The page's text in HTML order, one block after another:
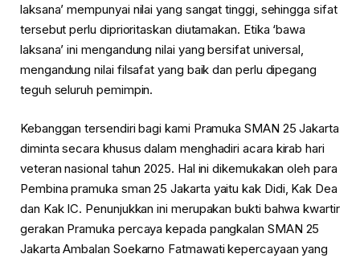
laksana’ mempunyai nilai yang sangat tinggi, sehingga sifat
tersebut perlu diprioritaskan diutamakan. Etika ‘bawa
laksana’ ini mengandung nilai yang bersifat universal,
mengandung nilai filsafat yang baik dan perlu dipegang
teguh seluruh pemimpin.
Kebanggan tersendiri bagi kami Pramuka SMAN 25 Jakarta
diminta secara khusus dalam menghadiri acara kirab hari
veteran nasional tahun 2025. Hal ini dikemukakan oleh para
Pembina pramuka sman 25 Jakarta yaitu kak Didi, Kak Dea
dan Kak IC. Penunjukkan ini merupakan bukti bahwa kwartir
gerakan Pramuka percaya kepada pangkalan SMAN 25
Jakarta Ambalan Soekarno Fatmawati kepercayaan yang